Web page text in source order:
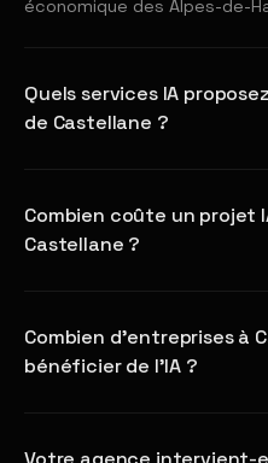
économique des Alpes-de-
Quels services IA
de Castellane ?
Combien coûte un projet
Castellane ?
Combien d'entreprises à
bénéficier de l'IA ?